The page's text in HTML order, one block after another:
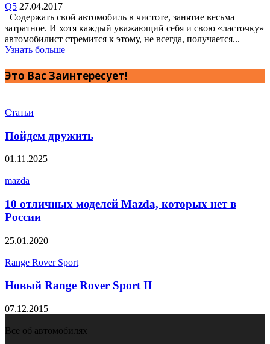
Q5 27.04.2017
Содержать свой автомобиль в чистоте, занятие весьма
затратное. И хотя каждый уважающий себя и свою «ласточку»
автомобилист стремится к этому, не всегда, получается...
Узнать больше
Это Вас Заинтересует!
Статьи
Пойдем дружить
01.11.2025
mazda
10 отличных моделей Mazda, которых нет в
России
25.01.2020
Range Rover Sport
Новый Range Rover Sport II
07.12.2015
Все об автомобилях